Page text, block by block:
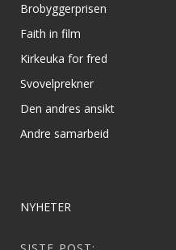
Brobyggerprisen
Faith in film
Kirkeuka for fred
Svovelprekner
Den andres ansikt
Andre samarbeid
NYHETER